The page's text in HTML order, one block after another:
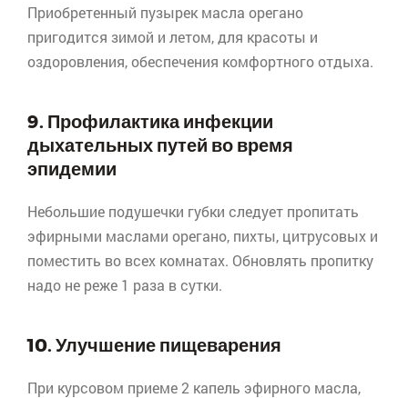
Приобретенный пузырек масла орегано
пригодится зимой и летом, для красоты и
оздоровления, обеспечения комфортного отдыха.
9. Профилактика инфекции
дыхательных путей во время
эпидемии
Небольшие подушечки губки следует пропитать
эфирными маслами орегано, пихты, цитрусовых и
поместить во всех комнатах. Обновлять пропитку
надо не реже 1 раза в сутки.
10. Улучшение пищеварения
При курсовом приеме 2 капель эфирного масла,